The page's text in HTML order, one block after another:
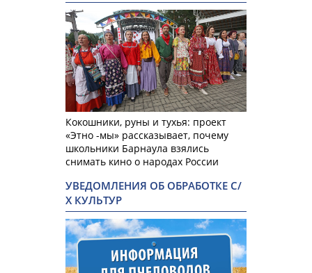
Кокошники, руны и тухья: проект
«Этно -мы» рассказывает, почему
школьники Барнаула взялись
снимать кино о народах России
УВЕДОМЛЕНИЯ ОБ ОБРАБОТКЕ С/
Х КУЛЬТУР